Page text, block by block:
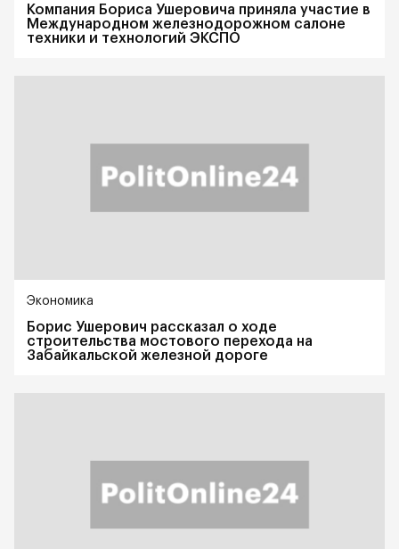
Компания Бориса Ушеровича приняла участие в
Международном железнодорожном салоне
техники и технологий ЭКСПО
Экономика
Борис Ушерович рассказал о ходе
строительства мостового перехода на
Забайкальской железной дороге